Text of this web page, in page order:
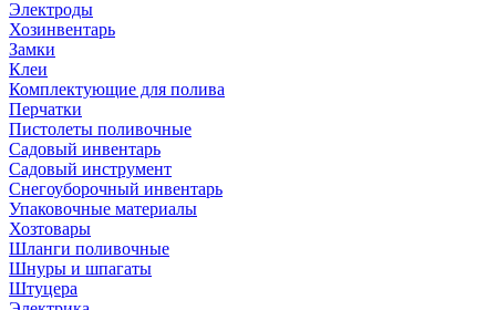
Электроды
Хозинвентарь
Замки
Клеи
Комплектующие для полива
Перчатки
Пистолеты поливочные
Садовый инвентарь
Садовый инструмент
Снегоуборочный инвентарь
Упаковочные материалы
Хозтовары
Шланги поливочные
Шнуры и шпагаты
Штуцера